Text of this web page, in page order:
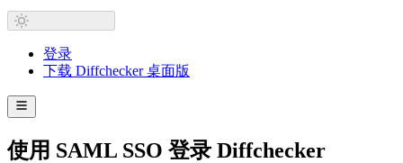
登录
下载 Diffchecker 桌面版
使用 SAML SSO 登录 Diffchecker